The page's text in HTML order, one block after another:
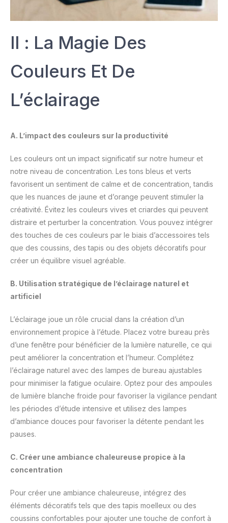
II : La Magie Des
Couleurs Et De
L’éclairage
A. L’impact des couleurs sur la productivité
Les couleurs ont un impact significatif sur notre humeur et
notre niveau de concentration. Les tons bleus et verts
favorisent un sentiment de calme et de concentration, tandis
que les nuances de jaune et d’orange peuvent stimuler la
créativité. Évitez les couleurs vives et criardes qui peuvent
distraire et perturber la concentration. Vous pouvez intégrer
des touches de ces couleurs par le biais d’accessoires tels
que des coussins, des tapis ou des objets décoratifs pour
créer un équilibre visuel agréable.
B. Utilisation stratégique de l’éclairage naturel et
artificiel
L’éclairage joue un rôle crucial dans la création d’un
environnement propice à l’étude. Placez votre bureau près
d’une fenêtre pour bénéficier de la lumière naturelle, ce qui
peut améliorer la concentration et l’humeur. Complétez
l’éclairage naturel avec des lampes de bureau ajustables
pour minimiser la fatigue oculaire. Optez pour des ampoules
de lumière blanche froide pour favoriser la vigilance pendant
les périodes d’étude intensive et utilisez des lampes
d’ambiance douces pour favoriser la détente pendant les
pauses.
C. Créer une ambiance chaleureuse propice à la
concentration
Pour créer une ambiance chaleureuse, intégrez des
éléments décoratifs tels que des tapis moelleux ou des
coussins confortables pour ajouter une touche de confort à